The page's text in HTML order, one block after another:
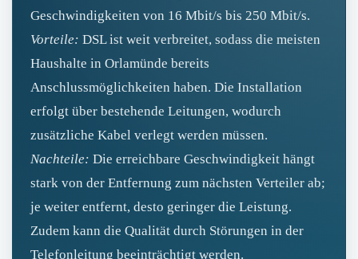
Geschwindigkeiten von 16 Mbit/s bis 250 Mbit/s.
Vorteile: DSL ist weit verbreitet, sodass die meisten
Haushalte in Orlamünde bereits
Anschlussmöglichkeiten haben. Die Installation
erfolgt über bestehende Leitungen, wodurch
zusätzliche Kabel verlegt werden müssen.
Nachteile: Die erreichbare Geschwindigkeit hängt
stark von der Entfernung zum nächsten Verteiler ab;
je weiter entfernt, desto geringer die Leistung.
Zudem kann die Qualität durch Störungen in der
Telefonleitung beeinträchtigt werden.